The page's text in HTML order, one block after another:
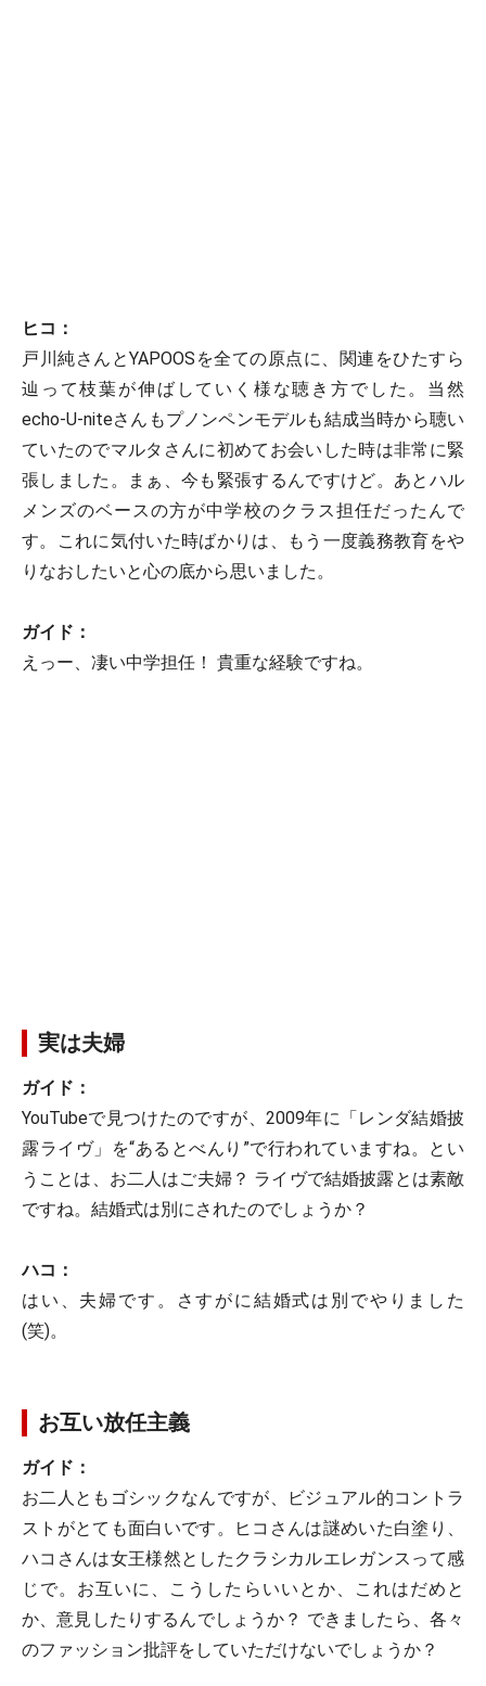
ヒコ：
戸川純さんとYAPOOSを全ての原点に、関連をひたすら
辿って枝葉が伸ばしていく様な聴き方でした。当然
echo-U-niteさんもプノンペンモデルも結成当時から聴い
ていたのでマルタさんに初めてお会いした時は非常に緊
張しました。まぁ、今も緊張するんですけど。あとハル
メンズのベースの方が中学校のクラス担任だったんで
す。これに気付いた時ばかりは、もう一度義務教育をや
りなおしたいと心の底から思いました。
ガイド：
えっー、凄い中学担任！ 貴重な経験ですね。
実は夫婦
ガイド：
YouTubeで見つけたのですが、2009年に「レンダ結婚披
露ライヴ」を“あるとべんり”で行われていますね。とい
うことは、お二人はご夫婦？ ライヴで結婚披露とは素敵
ですね。結婚式は別にされたのでしょうか？
ハコ：
はい、夫婦です。さすがに結婚式は別でやりました
(笑)。
お互い放任主義
ガイド：
お二人ともゴシックなんですが、ビジュアル的コントラ
ストがとても面白いです。ヒコさんは謎めいた白塗り、
ハコさんは女王様然としたクラシカルエレガンスって感
じで。お互いに、こうしたらいいとか、これはだめと
か、意見したりするんでしょうか？ できましたら、各々
のファッション批評をしていただけないでしょうか？